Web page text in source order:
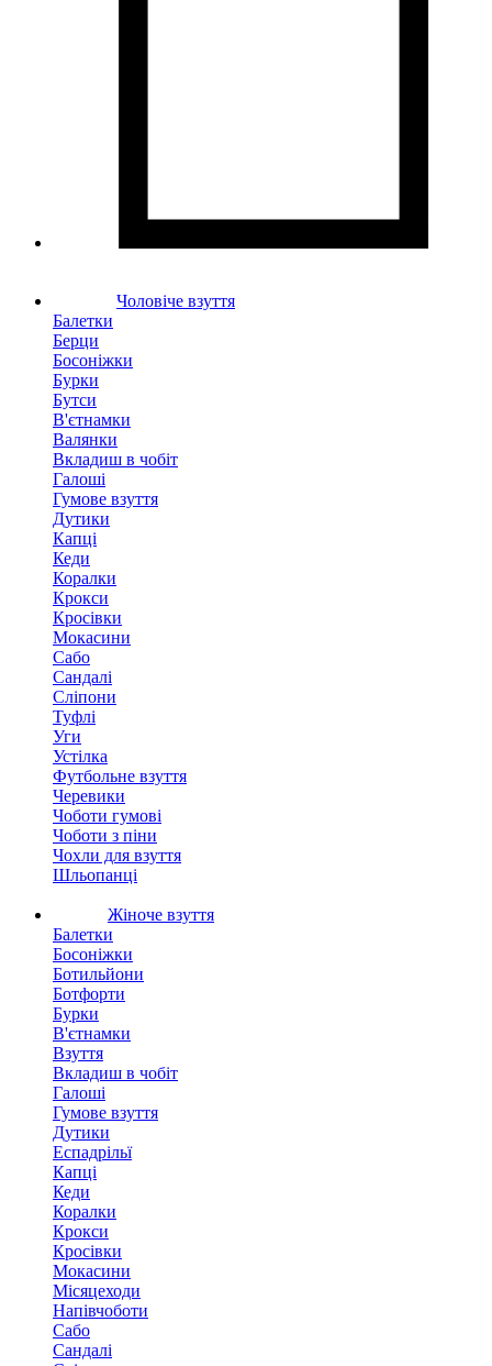
Чоловіче взуття
Балетки
Берци
Босоніжки
Бурки
Бутси
В'єтнамки
Валянки
Вкладиш в чобіт
Галоші
Гумове взуття
Дутики
Капці
Кеди
Коралки
Крокси
Кросівки
Мокасини
Сабо
Сандалі
Сліпони
Туфлі
Уги
Устілка
Футбольне взуття
Черевики
Чоботи гумові
Чоботи з піни
Чохли для взуття
Шльопанці
Жіноче взуття
Балетки
Босоніжки
Ботильйони
Ботфорти
Бурки
В'єтнамки
Взуття
Вкладиш в чобіт
Галоші
Гумове взуття
Дутики
Еспадрільї
Капці
Кеди
Коралки
Крокси
Кросівки
Мокасини
Місяцеходи
Напівчоботи
Сабо
Сандалі